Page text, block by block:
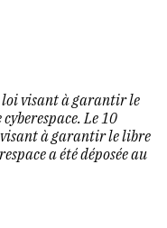
loi visant à garantir le
Le 10
à garantir le libre
a été déposée au